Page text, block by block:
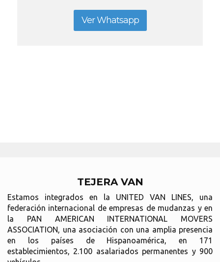
Ver Whatsapp
TEJERA VAN
Estamos integrados en la UNITED VAN LINES, una
federación internacional de empresas de mudanzas y en
la PAN AMERICAN INTERNATIONAL MOVERS
ASSOCIATION, una asociación con una amplia presencia
en los países de Hispanoamérica, en 171
establecimientos, 2.100 asalariados permanentes y 900